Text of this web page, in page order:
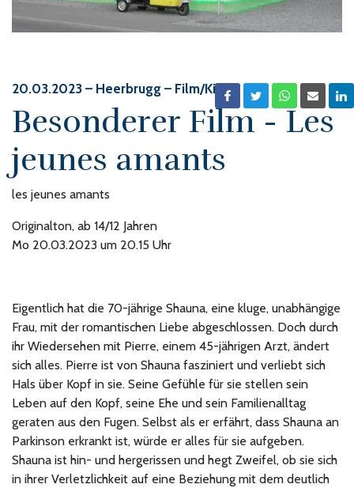
20.03.2023 – Heerbrugg – Film/Kino
Besonderer Film - Les
jeunes amants
les jeunes amants
Originalton, ab 14/12 Jahren
Mo 20.03.2023 um 20.15 Uhr
Eigentlich hat die 70-jährige Shauna, eine kluge, unabhängige
Frau, mit der romantischen Liebe abgeschlossen. Doch durch
ihr Wiedersehen mit Pierre, einem 45-jährigen Arzt, ändert
sich alles. Pierre ist von Shauna fasziniert und verliebt sich
Hals über Kopf in sie. Seine Gefühle für sie stellen sein
Leben auf den Kopf, seine Ehe und sein Familienalltag
geraten aus den Fugen. Selbst als er erfährt, dass Shauna an
Parkinson erkrankt ist, würde er alles für sie aufgeben.
Shauna ist hin- und hergerissen und hegt Zweifel, ob sie sich
in ihrer Verletzlichkeit auf eine Beziehung mit dem deutlich